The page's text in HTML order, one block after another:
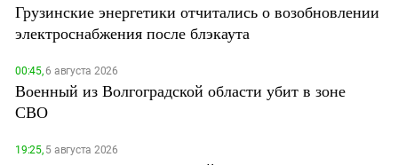
Грузинские энергетики отчитались о возобновлении
электроснабжения после блэкаута
00:45,6 августа 2026
Военный из Волгоградской области убит в зоне
СВО
19:25,5 августа 2026